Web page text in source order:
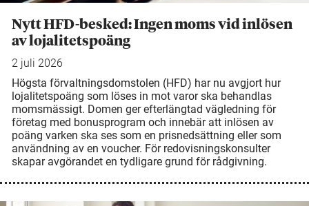
Nytt HFD-besked: Ingen moms vid inlösen
av lojalitetspoäng
2 juli 2026
Högsta förvaltningsdomstolen (HFD) har nu avgjort hur
lojalitetspoäng som löses in mot varor ska behandlas
momsmässigt. Domen ger efterlängtad vägledning för
företag med bonusprogram och innebär att inlösen av
poäng varken ska ses som en prisnedsättning eller som
användning av en voucher. För redovisningskonsulter
skapar avgörandet en tydligare grund för rådgivning.